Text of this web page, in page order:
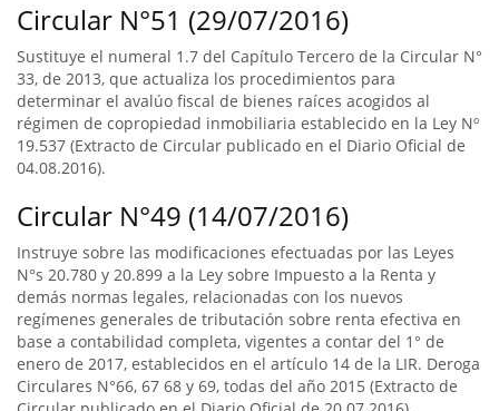
Circular N°51 (29/07/2016)
Sustituye el numeral 1.7 del Capítulo Tercero de la Circular N°
33, de 2013, que actualiza los procedimientos para
determinar el avalúo fiscal de bienes raíces acogidos al
régimen de copropiedad inmobiliaria establecido en la Ley Nº
19.537 (Extracto de Circular publicado en el Diario Oficial de
04.08.2016).
Circular N°49 (14/07/2016)
Instruye sobre las modificaciones efectuadas por las Leyes
N°s 20.780 y 20.899 a la Ley sobre Impuesto a la Renta y
demás normas legales, relacionadas con los nuevos
regímenes generales de tributación sobre renta efectiva en
base a contabilidad completa, vigentes a contar del 1° de
enero de 2017, establecidos en el artículo 14 de la LIR. Deroga
Circulares N°66, 67 68 y 69, todas del año 2015 (Extracto de